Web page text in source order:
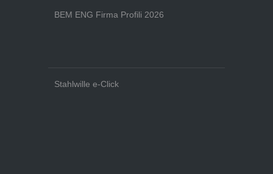
BEM ENG Firma Profili 2026
Stahlwille e-Click